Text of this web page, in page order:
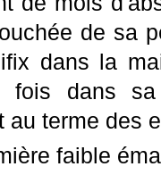
de sa
dans la
fois dans
au terme des
faible